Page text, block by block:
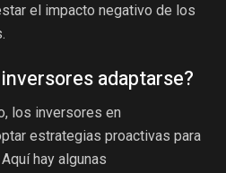
el impacto negativo de los
adaptarse?
los inversores en
estrategias proactivas para
hay algunas